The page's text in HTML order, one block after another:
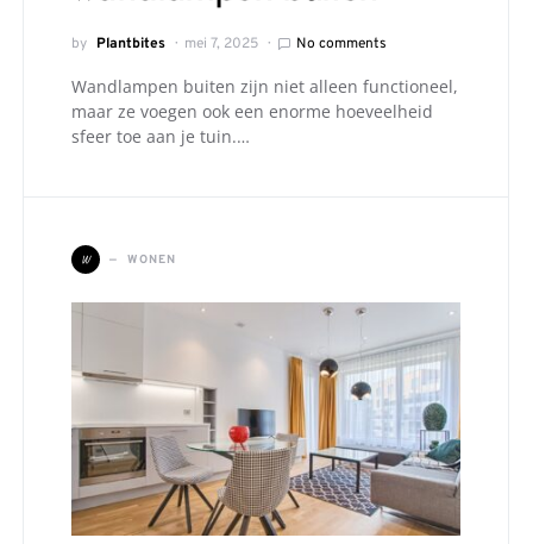
by Plantbites mei 7, 2025 No comments
Wandlampen buiten zijn niet alleen functioneel,
maar ze voegen ook een enorme hoeveelheid
sfeer toe aan je tuin.…
W WONEN